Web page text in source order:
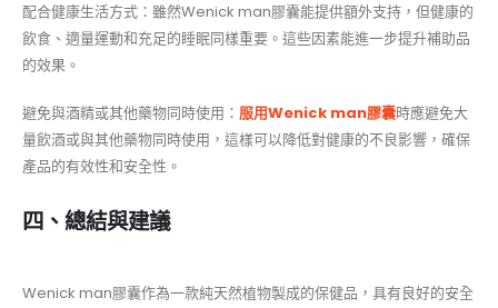
配合健康生活方式：雖然Wenick man膠囊能提供額外支持，但健康的
飲食、適量運動和充足的睡眠同樣重要。這些因素能進一步提升補助品
的效果。
避免與酒精或其他藥物同時使用： 服用Wenick man膠囊時應避免大
量飲酒或與其他藥物同時使用，這樣可以降低對健康的不良影響，確保
產品的有效性和安全性。
四、總結與建議
Wenick man膠囊作為一款純天然植物製成的保健品，具有良好的安全